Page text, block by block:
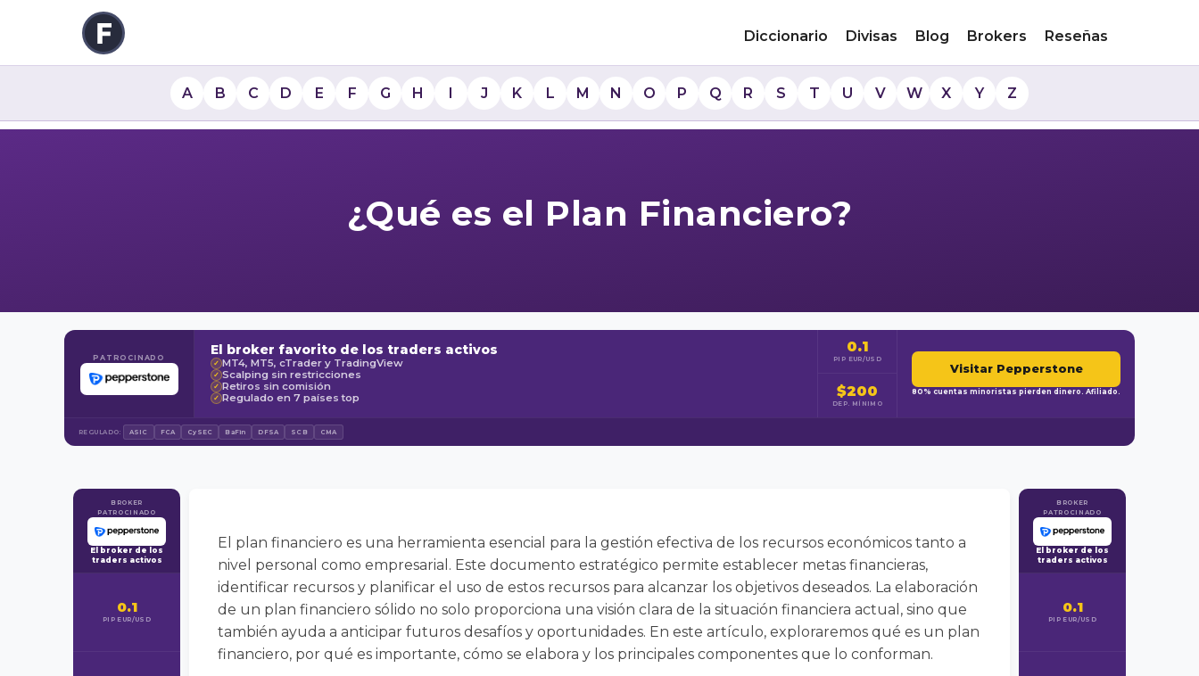
Diccionario Divisas Blog Brokers Reseñas
A B C D E F G H I J K L M N O P Q R S T U V W X Y Z
¿Qué es el Plan Financiero?
PATROCINADO El broker favorito de los traders activos
✓ MT4, MT5, cTrader y TradingView
✓ Scalping sin restricciones
✓ Retiros sin comisión
✓ Regulado en 7 países top
0.1
PIP EUR/USD
$200
DEP. MÍNIMO
Visitar Pepperstone
80% cuentas minoristas pierden dinero. Afiliado.
REGULADO: ASIC FCA CySEC BaFin DFSA SCB CMA
BROKER
PATROCINADO
El broker de los
traders activos
0.1
PIP EUR/USD
El plan financiero es una herramienta esencial para la gestión efectiva de los recursos económicos tanto a
nivel personal como empresarial. Este documento estratégico permite establecer metas financieras,
identificar recursos y planificar el uso de estos recursos para alcanzar los objetivos deseados. La elaboración
de un plan financiero sólido no solo proporciona una visión clara de la situación financiera actual, sino que
también ayuda a anticipar futuros desafíos y oportunidades. En este artículo, exploraremos qué es un plan
financiero, por qué es importante, cómo se elabora y los principales componentes que lo conforman.
BROKER
PATROCINADO
El broker de los
traders activos
0.1
PIP EUR/USD